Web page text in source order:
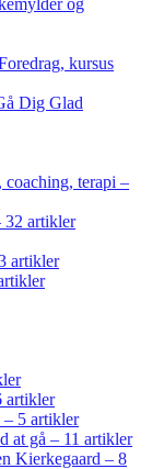
og
kursus
Dig Glad
terapi –
32 artikler
artikler
artikler
– 5 artikler
at gå – 11 artikler
Kierkegaard – 8